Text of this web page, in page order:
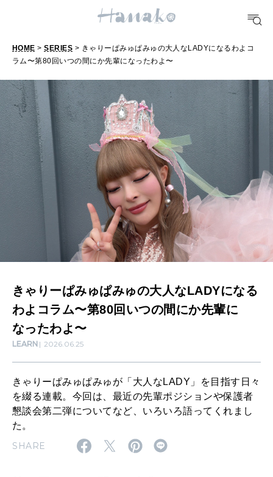
女神まり愛のタロットメッセージ
算命学がわかる今月のあなた
HEALTH
LEARN
知る、考える
MAMA
ママもいろいろ
SUSTAINABLE
わたしができること
MAGAZINE
特集
き
ゃ
り
ー
ぱ
み
ゅ
大
人
な
L
D
Y
に
な
HOME >SERIES > きゃりーぱみゅぱみゅの大人なLADYになるわよコ
ラム〜第80回いつの間にか先輩になったわよ〜
きゃりーぱみゅぱみゅの大人なLADYになる
わよコラム〜第80回いつの間にか先輩に
なったわよ〜
LEARN 2026.06.25
きゃりーぱみゅぱみゅが「大人なLADY」を目指す日々
を綴る連載。今回は、最近の先輩ポジションや保護者
懇談会第二弾についてなど、いろいろ語ってくれまし
た。
SHARE